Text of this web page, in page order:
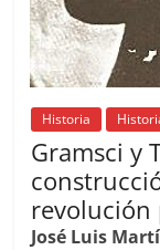
Historia
Gramsci y
revolución
José Luis